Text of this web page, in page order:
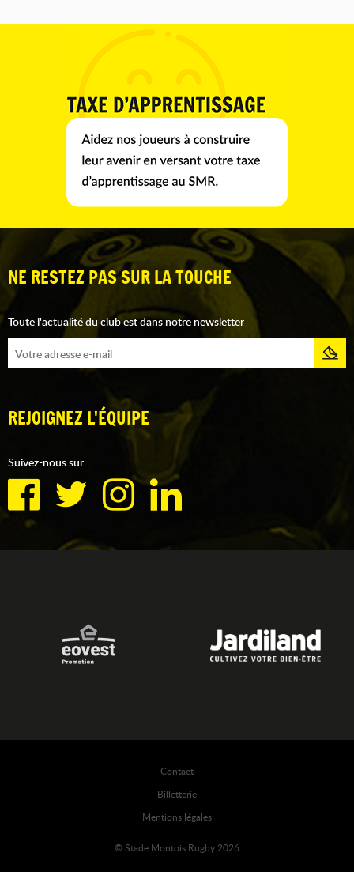
NE RESTEZ PAS SUR LA TOUCHE
Toute l'actualité du club est dans notre newsletter
REJOIGNEZ L'ÉQUIPE
Suivez-nous sur :
Contact
Billetterie
Mentions légales
© Stade Montois Rugby 2026